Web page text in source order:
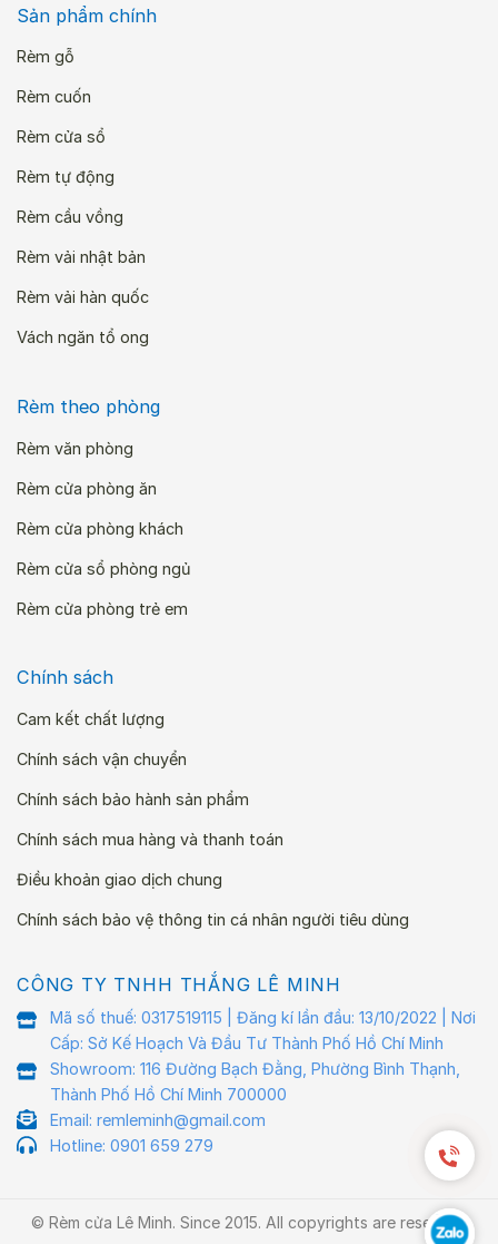
Sản phẩm chính
Rèm gỗ
Rèm cuốn
Rèm cửa sổ
Rèm tự động
Rèm cầu vồng
Rèm vải nhật bản
Rèm vải hàn quốc
Vách ngăn tổ ong
Rèm theo phòng
Rèm văn phòng
Rèm cửa phòng ăn
Rèm cửa phòng khách
Rèm cửa sổ phòng ngủ
Rèm cửa phòng trẻ em
Chính sách
Cam kết chất lượng
Chính sách vận chuyển
Chính sách bảo hành sản phẩm
Chính sách mua hàng và thanh toán
Điều khoản giao dịch chung
Chính sách bảo vệ thông tin cá nhân người tiêu dùng
CÔNG TY TNHH THẮNG LÊ MINH
Mã số thuế: 0317519115 | Đăng kí lần đầu: 13/10/2022 | Nơi
Cấp: Sở Kế Hoạch Và Đầu Tư Thành Phố Hồ Chí Minh
Showroom: 116 Đường Bạch Đằng, Phường Bình Thạnh,
Thành Phố Hồ Chí Minh 700000
Email: remleminh@gmail.com
Hotline: 0901 659 279
© Rèm cửa Lê Minh. Since 2015. All copyrights are reserved.